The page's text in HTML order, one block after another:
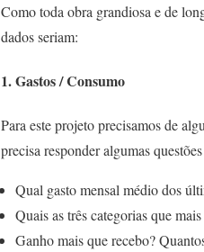
Como toda obra grandiosa e de
dados seriam:
Gastos / Consumo
Para este projeto precisamos de
precisa responder algumas
Qual gasto mensal médio dos
Quais as três categorias que
Ganho mais que recebo?